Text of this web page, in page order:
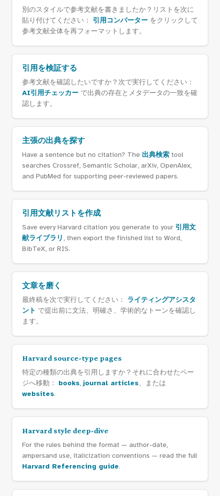
別のスタイルで参考文献を書きましたか？リストを次に
貼り付けてください： 引用コンバーター をクリックして
参考文献全体を再フォーマットします。
引用を検証する
参考文献を確認したいですか？次で実行してください：
AI引用チェッカー で出典の存在とメタデータの一致を確
認します。
主張の出典を探す
Have a sentence but no citation? The 出典検索 tool
searches Crossref, Semantic Scholar, arXiv, OpenAlex,
and PubMed for supporting peer-reviewed papers.
引用文献リストを作成
Save every Harvard citation you generate to your 引用文
献ライブラリ , then export the finished list to Word,
BibTeX, or RIS.
文章を磨く
最終稿を次で実行してください： ライティングアシスタ
ント で提出前に文法、明確さ、学術的なトーンを確認し
ます。
Harvard source-type pages
特定の種類の出典を引用しますか？それに合わせたペー
ジへ移動： books, journal articles、または
websites.
Harvard style deep-dive
For the rules behind the format — author-date,
ampersand use, italicization conventions — read the full
Harvard Referencing guide.